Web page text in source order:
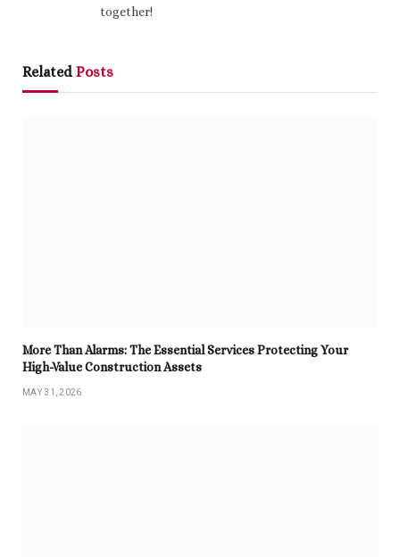
together!
Related Posts
More Than Alarms: The Essential Services Protecting Your
High-Value Construction Assets
MAY 31, 2026